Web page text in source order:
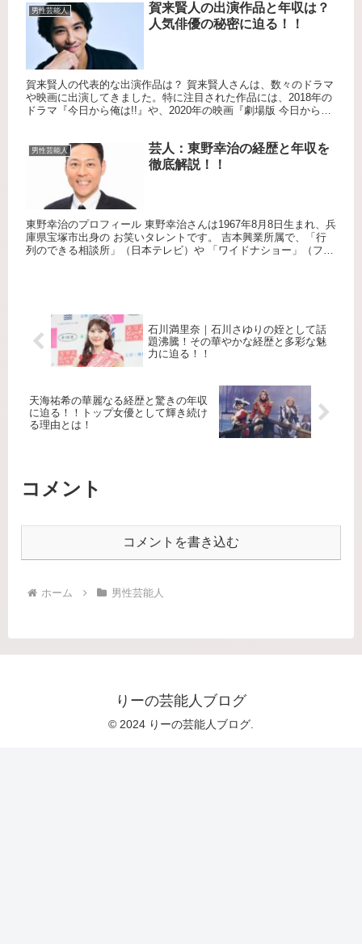
男性芸能人
賀来賢人の出演作品と年収は？
人気俳優の秘密に迫る！！
賀来賢人の代表的な出演作品は？ 賀来賢人さんは、数々のドラマ
や映画に出演してきました。特に注目された作品には、2018年の
ドラマ『今日から俺は!!』や、2020年の映画『劇場版 今日から俺
男性芸能人
芸人：東野幸治の経歴と年収を
徹底解説！！
東野幸治のプロフィール 東野幸治さんは1967年8月8日生まれ、兵
庫県宝塚市出身の お笑いタレントです。 吉本興業所属で、「行
列のできる相談所」（日本テレビ）や 「ワイドナショー」（フジ
石川満里奈｜石川さゆりの姪として話
題沸騰！その華やかな経歴と多彩な魅
力に迫る！！
天海祐希の華麗なる経歴と驚きの年収
に迫る！！トップ女優として輝き続け
る理由とは！
コメント
コメントを書き込む
ホーム 男性芸能人
りーの芸能人ブログ
© 2024 りーの芸能人ブログ.